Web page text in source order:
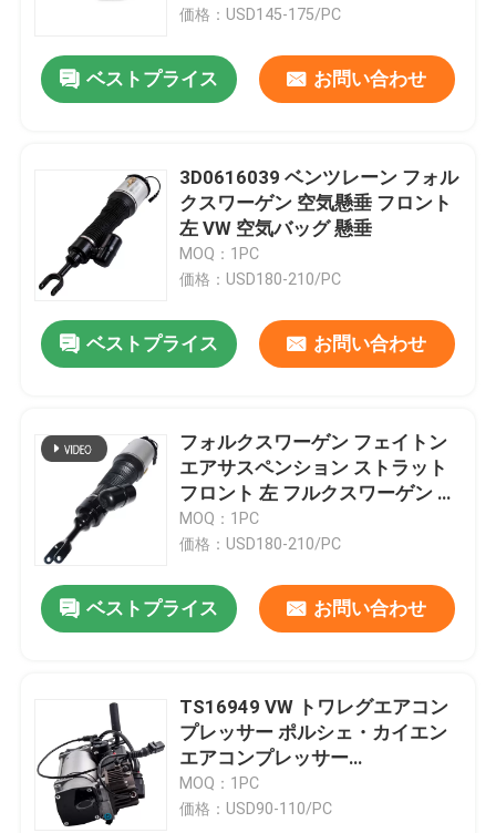
価格：USD145-175/PC
ベストプライス お問い合わせ
3D0616039 ベンツレーン フォル
クスワーゲン 空気懸垂 フロント
左 VW 空気バッグ 懸垂
MOQ：1PC
価格：USD180-210/PC
ベストプライス お問い合わせ
フォルクスワーゲン フェイトン
エアサスペンション ストラット
フロント 左 フルクスワーゲン エ
アライド サスペンション
3D0616039AA
MOQ：1PC
価格：USD180-210/PC
ベストプライス お問い合わせ
TS16949 VW トワレグエアコン
プレッサー ポルシェ・カイエン
エアコンプレッサー
7L0616007A
MOQ：1PC
価格：USD90-110/PC